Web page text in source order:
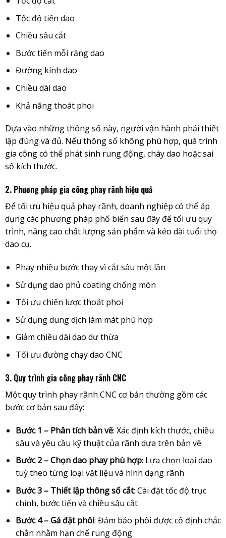
Tốc độ tiến dao
Chiều sâu cắt
Bước tiến mỗi răng dao
Đường kính dao
Chiều dài dao
Khả năng thoát phoi
Dựa vào những thông số này, người vận hành phải thiết
lập đúng và đủ. Nếu thông số không phù hợp, quá trình
gia công có thể phát sinh rung động, cháy dao hoặc sai
số kích thước.
2. Phương pháp gia công phay rãnh hiệu quả
Để tối ưu hiệu quả phay rãnh, doanh nghiệp có thể áp
dụng các phương pháp phổ biến sau đây để tối ưu quy
trình, nâng cao chất lượng sản phẩm và kéo dài tuổi thọ
dao cụ.
Phay nhiều bước thay vì cắt sâu một lần
Sử dụng dao phủ coating chống mòn
Tối ưu chiến lược thoát phoi
Sử dụng dung dịch làm mát phù hợp
Giảm chiều dài dao dư thừa
Tối ưu đường chạy dao CNC
3. Quy trình gia công phay rãnh CNC
Một quy trình phay rãnh CNC cơ bản thường gồm các
bước cơ bản sau đây:
Bước 1 – Phân tích bản vẽ: Xác định kích thước, chiều
sâu và yêu cầu kỹ thuật của rãnh dựa trên bản vẽ
Bước 2 – Chọn dao phay phù hợp: Lựa chọn loại dao
tuỳ theo từng loại vật liệu và hình dạng rãnh
Bước 3 – Thiết lập thông số cắt: Cài đặt tốc độ trục
chính, bước tiến và chiều sâu cắt
Bước 4 – Gá đặt phôi: Đảm bảo phôi được cố định chắc
chắn nhằm hạn chế rung động